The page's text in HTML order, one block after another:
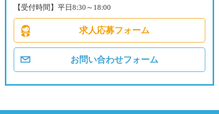
【受付時間】平日8:30～18:00
求人応募フォーム
お問い合わせフォーム